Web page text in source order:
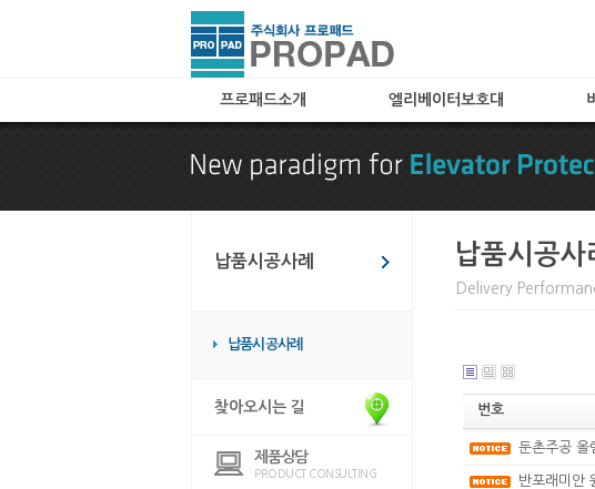
프로패드소개
특허 및 자격
찾아오시는 길
엘리베이터보호대
B타입(메쉬타입)
C타입
카페트(엘레가드) 타입
칼라보드(아트보드) 타입
엘리베이터 바닥매트
엘리베이터 관련용품
납품시공사례
납품시공사례
찾아오시는 길
제품상담
PRODUCT CONSULTING
납품시공사
Delivery
번호
둔촌주공 올
반포래미안